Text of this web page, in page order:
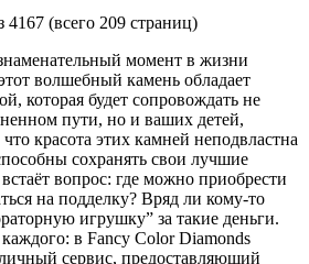
4167 (всего 209 страниц)
момент в жизни
волшебный камень обладает
которая будет сопровождать не
пути, но и ваших детей,
красота этих камней неподвластна
сохранять свои лучшие
вопрос: где можно приобрести
на подделку? Вряд ли кому-то
игрушку” за такие деньги.
в Fancy Color Diamonds
сервис, предоставляющий